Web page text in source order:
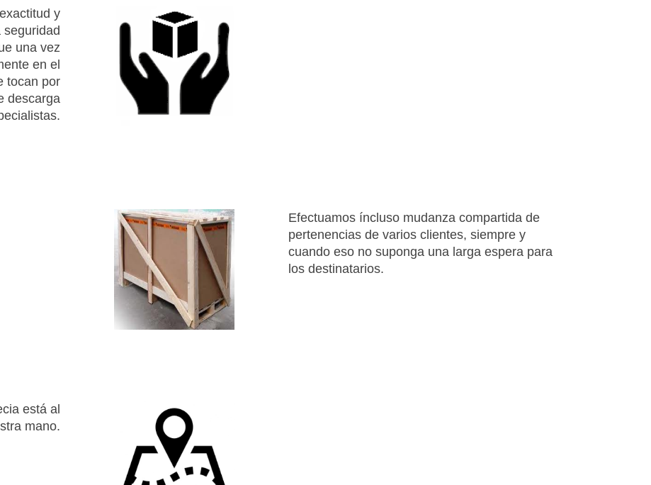
y
una vez
en el
tocan por
descarga
Efectuamos íncluso mudanza compartida de
pertenencias de varios clientes, siempre y
cuando eso no suponga una larga espera para
los destinatarios.
está al
mano.